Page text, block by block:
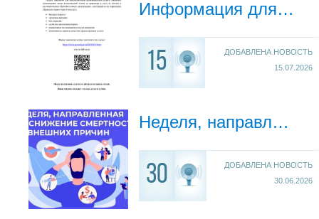
Информация для родителей о подаче заявления на компенсацию через ГОСУСЛУГИ
15
ДОБАВЛЕНА НОВОСТЬ
15.07.2026
Неделя, направленная на снижение смертности от внешних причин
30
ДОБАВЛЕНА НОВОСТЬ
30.06.2026